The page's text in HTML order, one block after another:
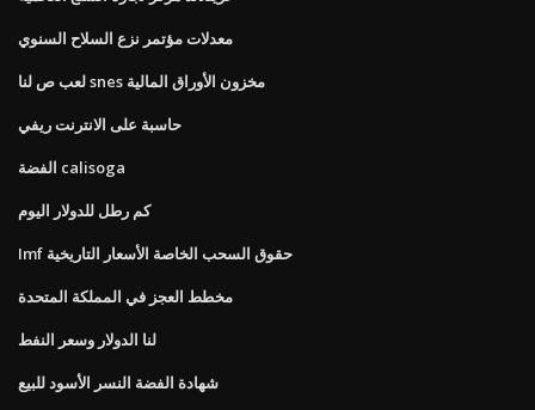
معدلات مؤتمر نزع السلاح السنوي
لعب ص لنا snes مخزون الأوراق المالية
حاسبة على الانترنت ريفي
الفضة calisoga
كم رطل للدولار اليوم
Imf حقوق السحب الخاصة الأسعار التاريخية
مخطط العجز في المملكة المتحدة
لنا الدولار وسعر النفط
شهادة الفضة النسر الأسود للبيع